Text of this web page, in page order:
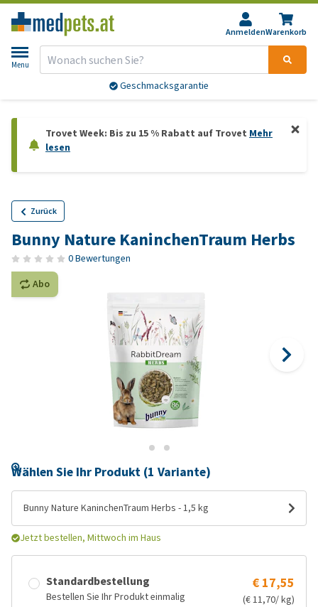
AnmeldenWarenkorb
Menu
Geschmacksgarantie
Trovet Week: Bis zu 15 % Rabatt auf Trovet Mehr
lesen
Zurück
Bunny Nature KaninchenTraum Herbs
0 Bewertungen
Abo
Wählen Sie Ihr Produkt (1 Variante)
Bunny Nature KaninchenTraum Herbs - 1,5 kg
Jetzt bestellen, Mittwoch im Haus
Standardbestellung
Bestellen Sie Ihr Produkt einmalig
€ 17,55
(€ 11,70/ kg)